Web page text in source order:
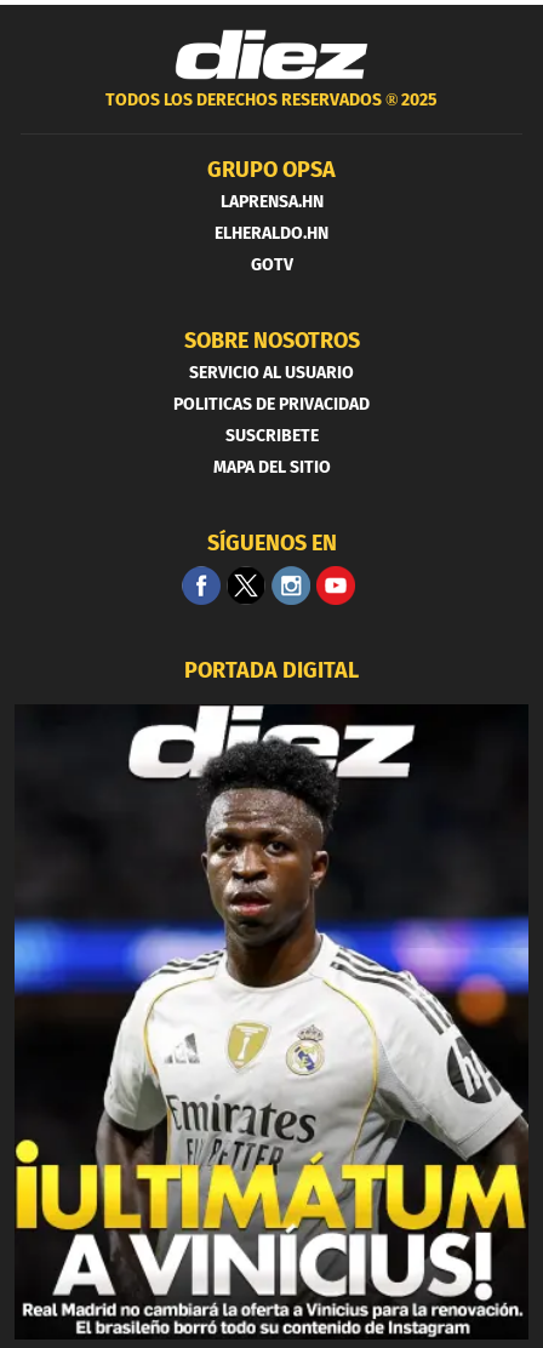
TODOS LOS DERECHOS RESERVADOS ®2025
GRUPO OPSA
LAPRENSA.HN
ELHERALDO.HN
GOTV
SOBRE NOSOTROS
SERVICIO AL USUARIO
POLITICAS DE PRIVACIDAD
SUSCRIBETE
MAPA DEL SITIO
SÍGUENOS EN
PORTADA DIGITAL